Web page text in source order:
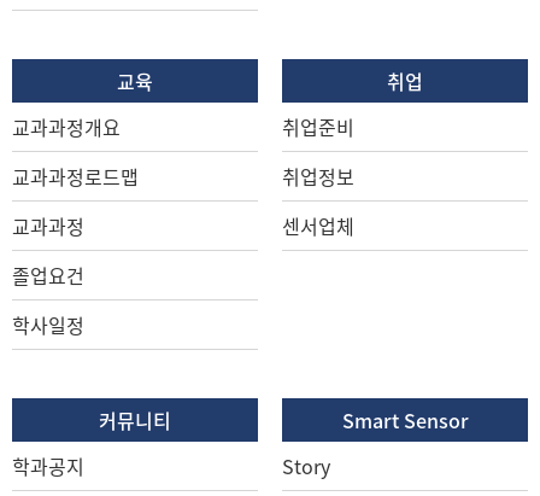
교육
교과과정개요
교과과정로드맵
교과과정
졸업요건
학사일정
취업
취업준비
취업정보
센서업체
커뮤니티
학과공지
Smart Sensor
Story